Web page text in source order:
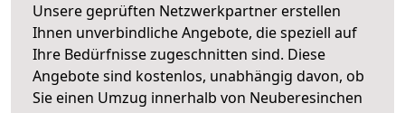
Unsere geprüften Netzwerkpartner erstellen
Ihnen unverbindliche Angebote, die speziell auf
Ihre Bedürfnisse zugeschnitten sind. Diese
Angebote sind kostenlos, unabhängig davon, ob
Sie einen Umzug innerhalb von Neuberesinchen